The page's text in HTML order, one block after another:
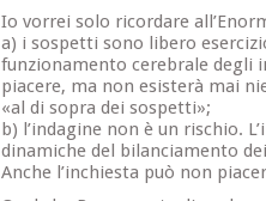
Io vorrei solo ricordare
a) i sospetti sono libero
funzionamento cerebrale degli
piacere, ma non esisterà mai
«al di sopra dei sospetti»;
b) l’indagine non è un rischio.
dinamiche del bilanciamento
Anche l’inchiesta può non